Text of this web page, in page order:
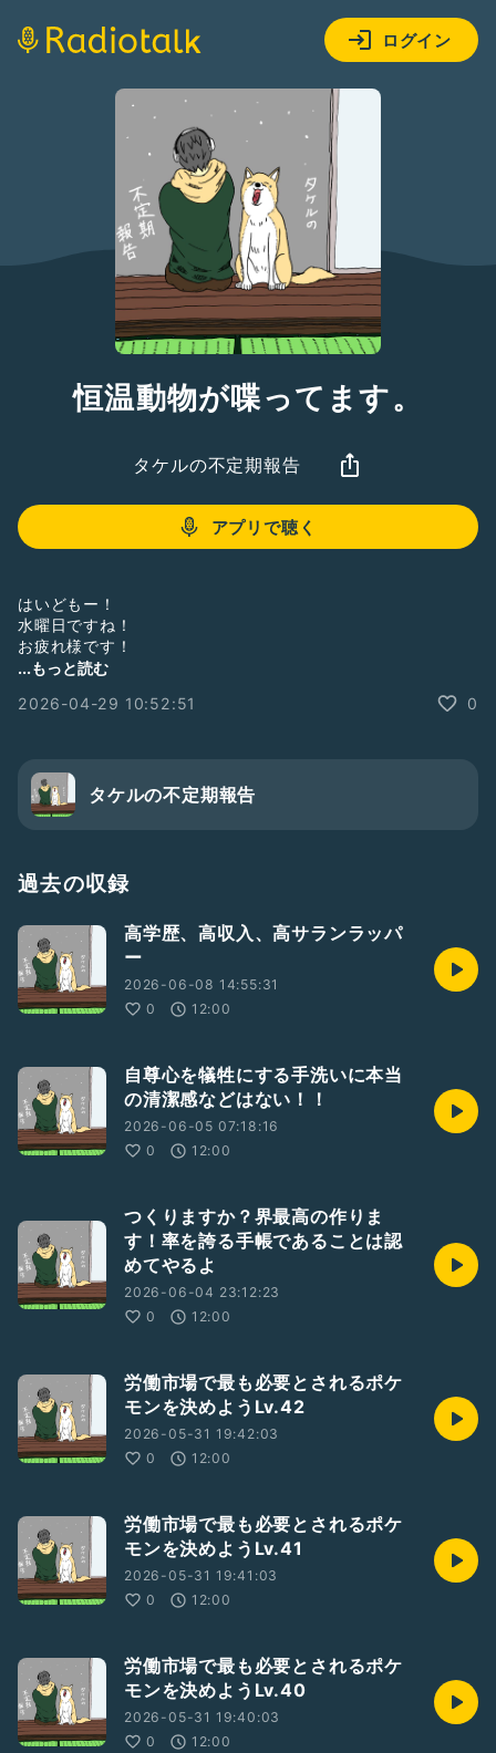
ログイン
恒温動物が喋ってます。
タケルの不定期報告
アプリで聴く
はいどもー！
水曜日ですね！
お疲れ様です！
皆さんも体調にはお気を付けください！！
...もっと読む
2026-04-29 10:52:51
0
タケルの不定期報告
過去の収録
高学歴、高収入、高サランラッパ
ー
2026-06-08 14:55:31
0
12:00
自尊心を犠牲にする手洗いに本当
の清潔感などはない！！
2026-06-05 07:18:16
0
12:00
つくりますか？界最高の作りま
す！率を誇る手帳であることは認
めてやるよ
2026-06-04 23:12:23
0
12:00
労働市場で最も必要とされるポケ
モンを決めようLv.42
2026-05-31 19:42:03
0
12:00
労働市場で最も必要とされるポケ
モンを決めようLv.41
2026-05-31 19:41:03
0
12:00
労働市場で最も必要とされるポケ
モンを決めようLv.40
2026-05-31 19:40:03
0
12:00